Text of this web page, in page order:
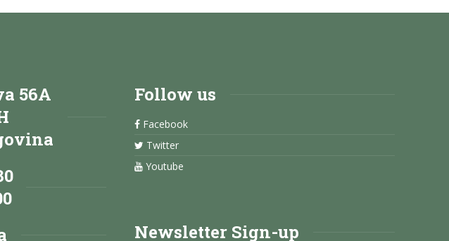
56A
Follow us
Facebook
Twitter
Youtube
Newsletter Sign-up